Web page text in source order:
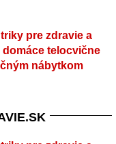
pre zdravie a
domáce telocvične
nábytkom